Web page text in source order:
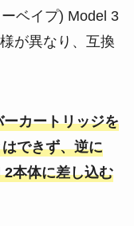
ベイプ) Model 3
が異なり、互換
カートリッジを
できず、逆に
本体に差し込む